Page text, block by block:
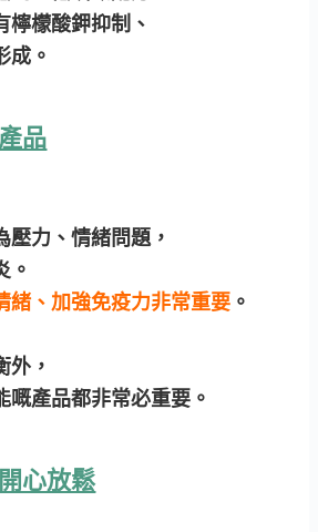
檸檬酸鉀抑制、
成。
品
壓力、情緒問題，
。
緒、加強免疫力非常重要 。
外，
嘅產品都非常必重要。
心放鬆